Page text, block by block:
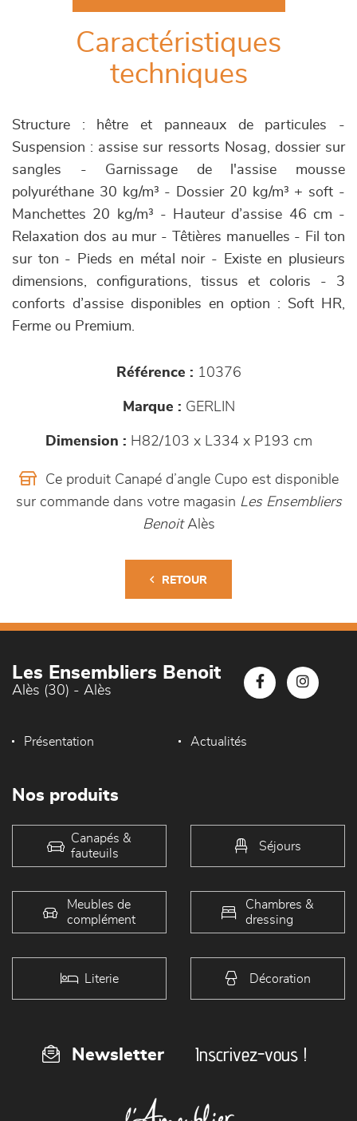
Caractéristiques
techniques
Structure : hêtre et panneaux de particules -
Suspension : assise sur ressorts Nosag, dossier sur
sangles - Garnissage de l'assise mousse
polyuréthane 30 kg/m³ - Dossier 20 kg/m³ + soft -
Manchettes 20 kg/m³ - Hauteur d’assise 46 cm -
Relaxation dos au mur - Têtières manuelles - Fil ton
sur ton - Pieds en métal noir - Existe en plusieurs
dimensions, configurations, tissus et coloris - 3
conforts d’assise disponibles en option : Soft HR,
Ferme ou Premium.
Référence : 10376
Marque : GERLIN
Dimension : H82/103 x L334 x P193 cm
Ce produit Canapé d’angle Cupo est disponible
sur commande dans votre magasin Les Ensembliers
BenoitAlès
RETOUR
Les Ensembliers Benoit
Alès (30) - Alès
Présentation Actualités
Nos produits
Canapés &
fauteuils
Séjours
Meubles de
complément
Chambres &
dressing
Literie Décoration
Newsletter Inscrivez-vous !